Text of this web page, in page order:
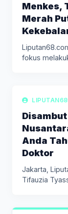
Menkes,
Merah
fokus
LIPUTAN
LIPUTAN68
Anda
Doktor
Jakarta,
Tifauzia